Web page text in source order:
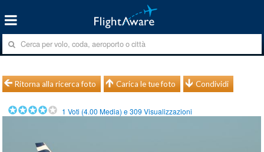
Ritorna alla ricerca foto Carica le tue foto Condividi
1 Voti (4.00 Media) e309 Visualizzazioni